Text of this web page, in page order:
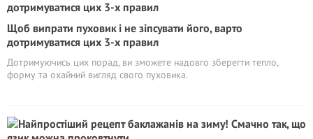
Щоб випрати пуховик і не зіпсувати його, варто
дотримуватися цих 3-х правил
Дотримуючись цих порад, ви зможете надовго зберегти тепло,
форму та охайний вигляд свого пуховика.